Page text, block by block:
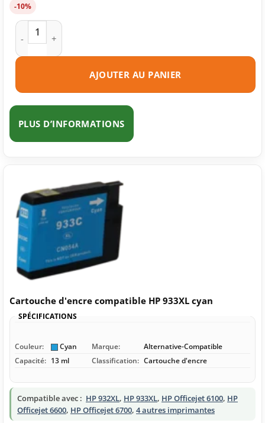
-10%
quantité de Cartouche d'encre compatible HP 932XL noire
AJOUTER AU PANIER
PLUS D’INFORMATIONS
Cartouche d'encre compatible HP 933XL cyan
SPÉCIFICATIONS
Couleur: Cyan Marque:
Alternative-Compatible
Capacité: 13 ml Classification: Cartouche d'encre
Compatible avec : HP 932XL, HP 933XL, HP Officejet 6100, HP
Officejet 6600, HP Officejet 6700, 4 autres imprimantes